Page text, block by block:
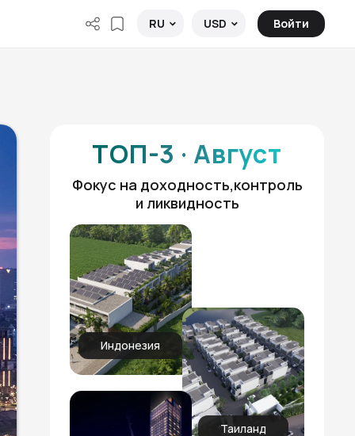
RU USD Войти
ТОП-3 · Август
Фокус на доходность,контроль
и ликвидность
Индонезия
Таиланд